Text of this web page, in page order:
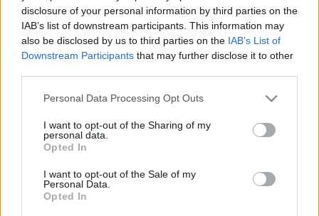
disclosure of your personal information by third parties on the
IAB’s list of downstream participants. This information may
also be disclosed by us to third parties on the IAB’s List of
Downstream Participants that may further disclose it to other
Please note that this website/app uses one or more Google
not limited to your visit or usage behaviour. You may click to
grant or deny consent to Google and its third-party tags to
use your data for below specified purposes in below Google
consent section.
Personal Data Processing Opt Outs
I want to opt-out of the Sharing of my
personal data.
Opted In
I want to opt-out of the Sale of my
Personal Data.
Opted In
Felhasználónév
Jelszó
rám
Elfelejtette jelszavát?
Elfelejtette felhasználónevét?
Regisztráció
Bejelentkezés
faiskola.hu
Kertészeti, kerti termékek és szolgáltatások térképes
szaknévsora
MI A FAISKOLA.HU?